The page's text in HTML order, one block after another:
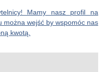
Mamy nasz profil na
można wejść by wspomóc nas
kwotą.